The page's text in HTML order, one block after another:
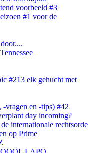
voorbeeld #3
#1 voor de
#213 elk gehucht met
vragen en -tips) #42
day incoming?
internationale rechtsorde
op Prime